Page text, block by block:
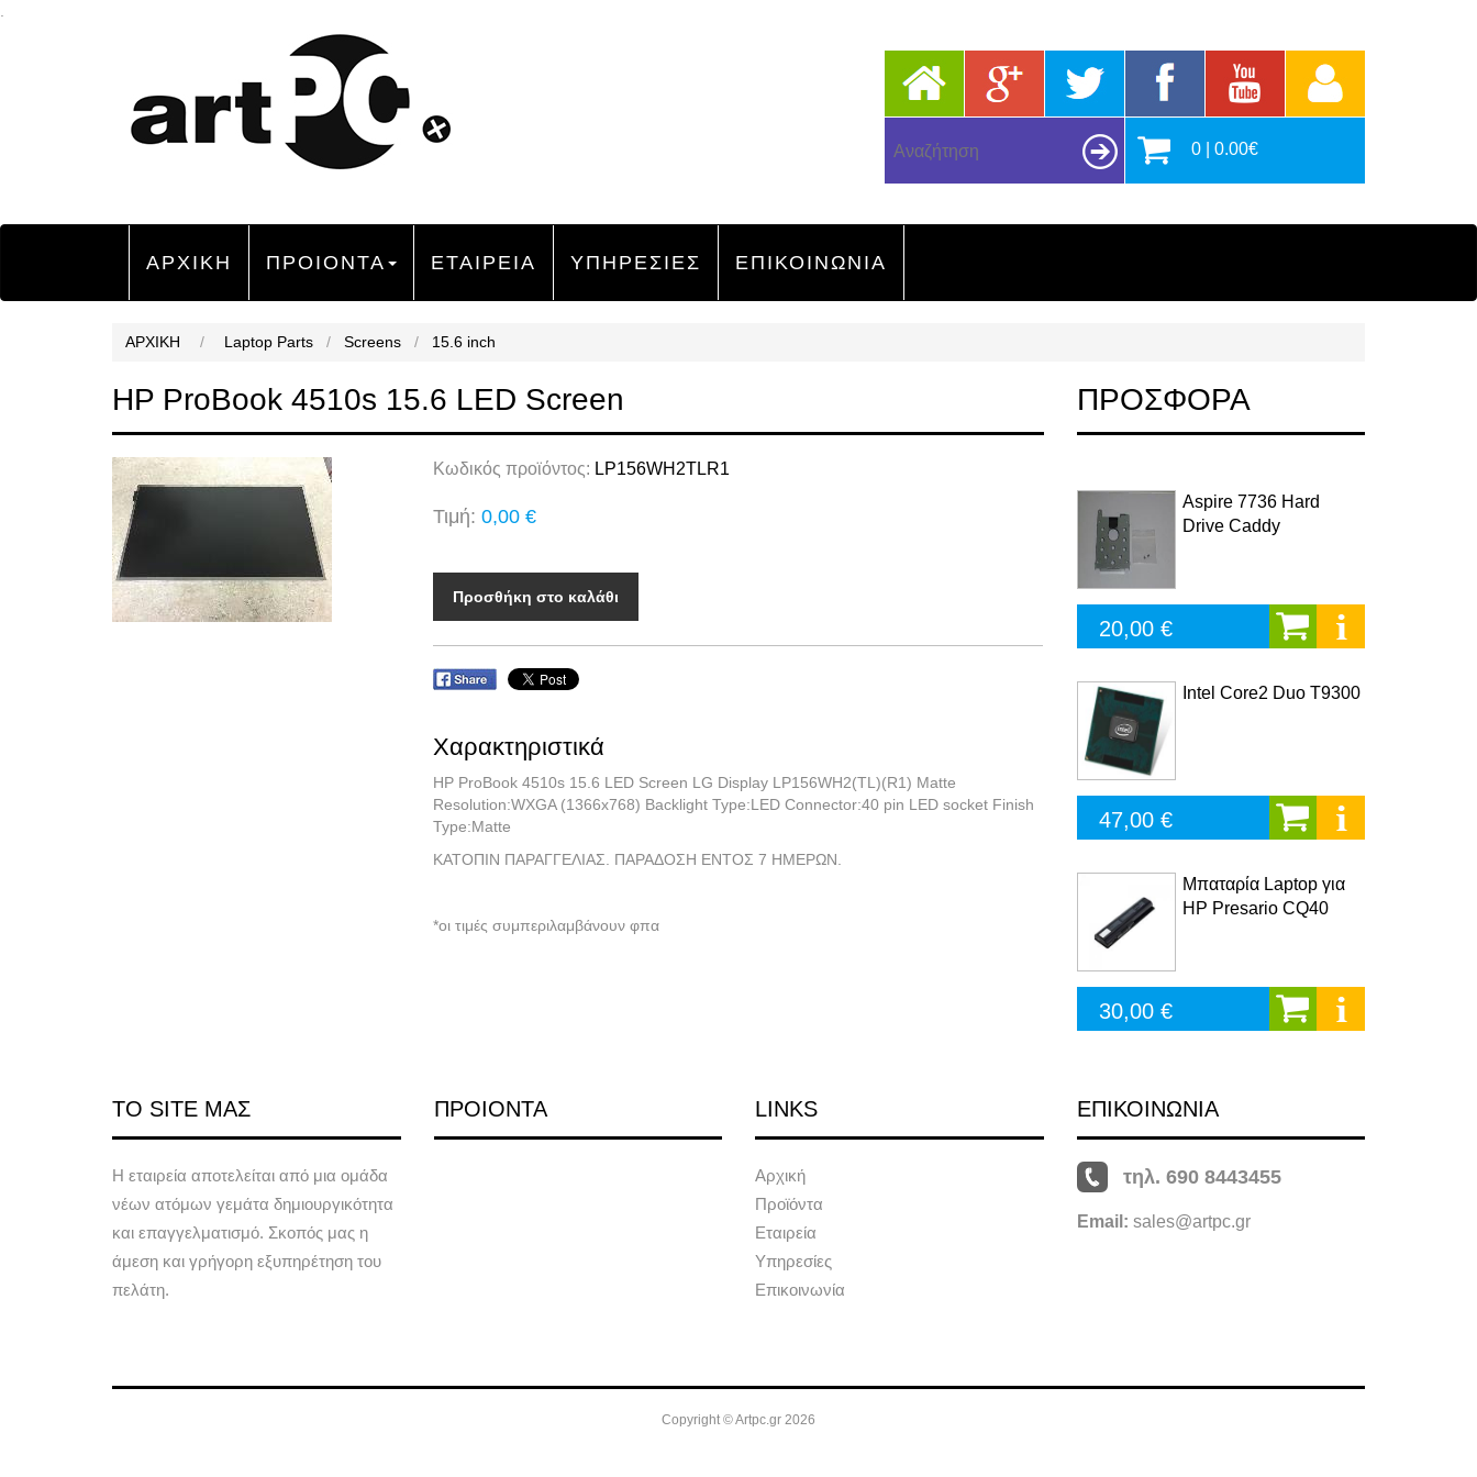
0 | 0.00€
ΑΡΧΙΚΗ ΠΡΟΙΟΝΤΑ ΕΤΑΙΡΕΙΑ ΥΠΗΡΕΣΙΕΣ ΕΠΙΚΟΙΝΩΝΙΑ
ΑΡΧΙΚΗ / Laptop Parts / Screens / 15.6 inch
HP ProBook 4510s 15.6 LED Screen
Κωδικός προϊόντος: LP156WH2TLR1
Τιμή:0,00 €
Προσθήκη στο καλάθι
Χαρακτηριστικά
HP ProBook 4510s 15.6 LED Screen LG Display LP156WH2(TL)(R1) Matte
Resolution:WXGA (1366x768) Backlight Type:LED Connector:40 pin LED socket Finish
Type:Matte
ΚΑΤΟΠΙΝ ΠΑΡΑΓΓΕΛΙΑΣ. ΠΑΡΑΔΟΣΗ ΕΝΤΟΣ 7 ΗΜΕΡΩΝ.
*οι τιμές συμπεριλαμβάνουν φπα
ΠΡΟΣΦΟΡΑ
Aspire 7736 Hard
Drive Caddy
20,00 €
Intel Core2 Duo T9300
47,00 €
Μπαταρία Laptop για
HP Presario CQ40
30,00 €
ΤΟ SITE ΜΑΣ
Η εταιρεία αποτελείται από μια ομάδα
νέων ατόμων γεμάτα δημιουργικότητα
και επαγγελματισμό. Σκοπός μας η
άμεση και γρήγορη εξυπηρέτηση του
πελάτη.
ΠΡΟΙΟΝΤΑ LINKS
Αρχική
Προϊόντα
Εταιρεία
Υπηρεσίες
Επικοινωνία
ΕΠΙΚΟΙΝΩΝΙΑ
τηλ. 690 8443455
Email: sales@artpc.gr
Copyright © Artpc.gr 2026